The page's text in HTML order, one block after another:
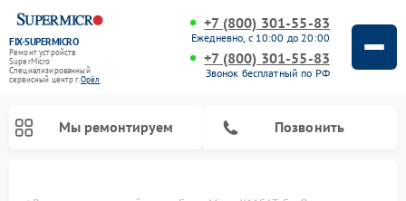
FIX-SUPERMICRO
Ремонт устройств
SuperMicro
Специализированный
cервисный центр г.Орёл
+7 (800) 301-55-83
Ежедневно, с 10:00 до 20:00
+7 (800) 301-55-83
Звонок бесплатный по РФ
Мы ремонтируем Позвонить